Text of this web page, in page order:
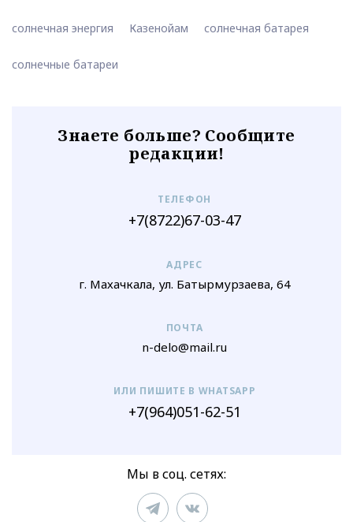
солнечная энергия Казенойам солнечная батарея
солнечные батареи
Знаете больше? Сообщите
редакции!
ТЕЛЕФОН
+7(8722)67-03-47
АДРЕС
г. Махачкала, ул. Батырмурзаева, 64
ПОЧТА
n-delo@mail.ru
ИЛИ ПИШИТЕ В WHATSAPP
+7(964)051-62-51
Мы в соц. сетях: